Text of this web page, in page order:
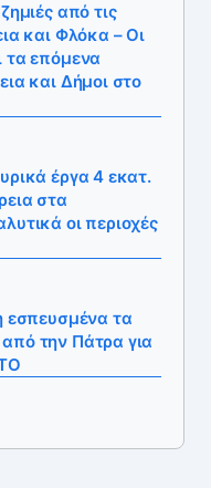
από τις
και Φλόκα – Οι
τα επόμενα
και Δήμοι στο
έργα 4 εκατ.
στα
οι περιοχές
εσπευσμένα τα
την Πάτρα για